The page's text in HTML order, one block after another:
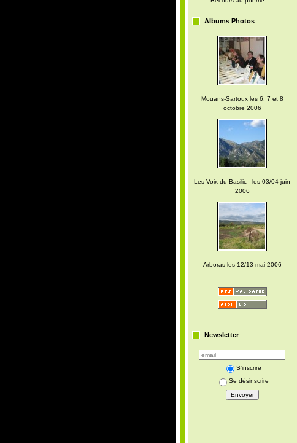
Albums Photos
Mouans-Sartoux les 6, 7 et 8
octobre 2006
Les Voix du Basilic - les 03/04 juin
2006
Arboras les 12/13 mai 2006
Newsletter
S'inscrire
Se désinscrire